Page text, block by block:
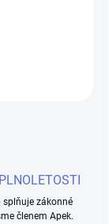
splňuje zákonné
členem Apek.